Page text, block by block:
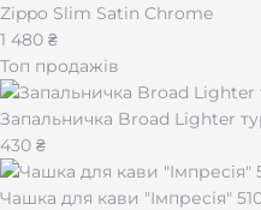
Zippo Slim Satin Chrome
1 480 ₴
Топ продажів
Запальничка Broad Lighter
430 ₴
Чашка для кави "Імпресія"